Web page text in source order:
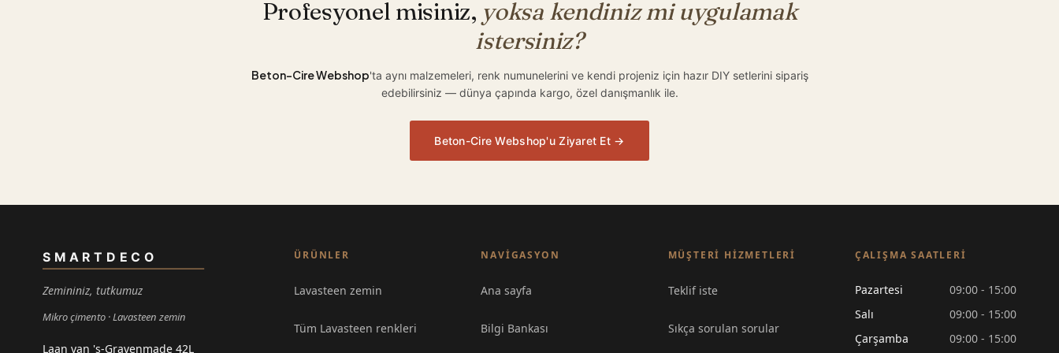
Profesyonel misiniz, yoksa kendiniz mi uygulamak
istersiniz?
Beton-Cire Webshop'ta aynı malzemeleri, renk numunelerini ve kendi projeniz için hazır DIY setlerini sipariş
edebilirsiniz — dünya çapında kargo, özel danışmanlık ile.
Beton-Cire Webshop'u Ziyaret Et →
SMARTDECO
Zemininiz, tutkumuz
Mikro çimento Lavasteen zemin
Laan van 's-Gravenmade 42L
ÜRÜNLER
Lavasteen zemin
Tüm Lavasteen renkleri
NAVIGASYON
Ana sayfa
Bilgi Bankası
MÜŞTERI HIZMETLERI
Teklif iste
Sıkça sorulan sorular
ÇALIŞMA SAATLERI
Pazartesi
09:00 - 15:00
Salı
09:00 - 15:00
Çarşamba
09:00 - 15:00